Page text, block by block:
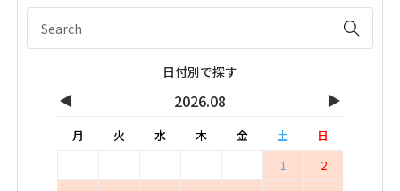
日付別で探す
◀ 2026.08 ▶
月 火 水 木 金 土
日
1
2